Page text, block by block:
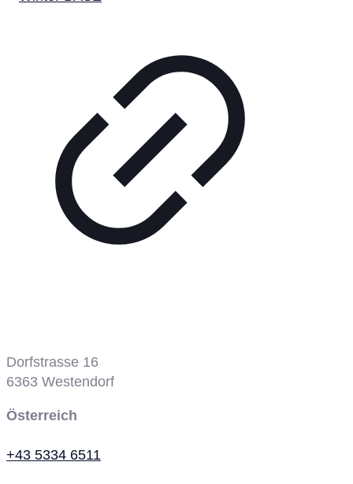
Dorfstrasse 16
6363 Westendorf
Österreich
+43 5334 6511